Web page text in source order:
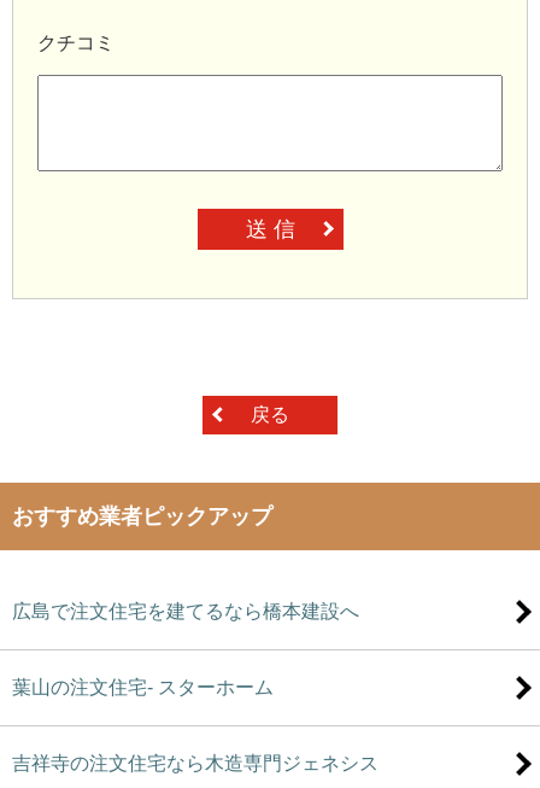
クチコミ
送 信
戻る
おすすめ業者ピックアップ
広島で注文住宅を建てるなら橋本建設へ
葉山の注文住宅- スターホーム
吉祥寺の注文住宅なら木造専門ジェネシス